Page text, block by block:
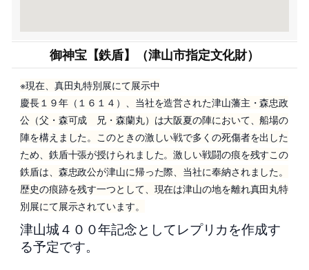
御神宝【鉄盾】（津山市指定文化財）
※現在、真田丸特別展にて展示中
慶長１９年（１６１４）、当社を造営された津山藩主・森忠政
公（父・森可成 兄・森蘭丸）は大阪夏の陣において、船場の
陣を構えました。このときの激しい戦で多くの死傷者を出した
ため、鉄盾十張が授けられました。激しい戦闘の痕を残すこの
鉄盾は、森忠政公が津山に帰った際、当社に奉納されました。
歴史の痕跡を残す一つとして、現在は津山の地を離れ真田丸特
別展にて展示されています。
津山城４００年記念としてレプリカを作成す
る予定です。